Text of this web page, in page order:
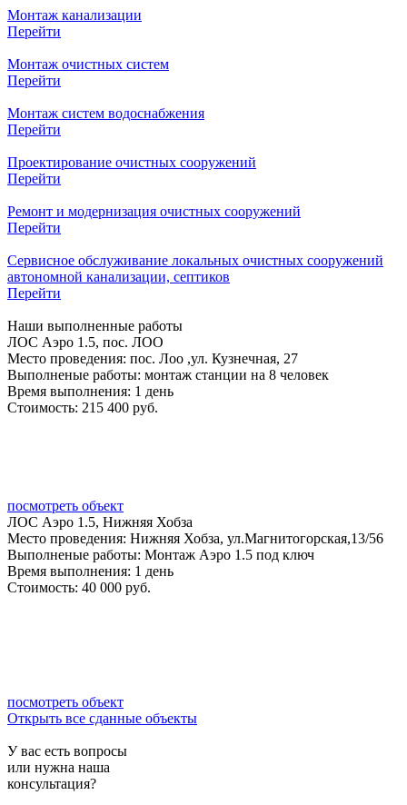
Монтаж канализации
Перейти
Монтаж очистных систем
Перейти
Монтаж систем водоснабжения
Перейти
Проектирование очистных сооружений
Перейти
Ремонт и модернизация очистных сооружений
Перейти
Сервисное обслуживание локальных очистных сооружений
автономной канализации, септиков
Перейти
Наши выполненные работы
ЛОС Аэро 1.5, пос. ЛОО
Место проведения: пос. Лоо ,ул. Кузнечная, 27
Выполненые работы: монтаж станции на 8 человек
Время выполнения: 1 день
Стоимость: 215 400 руб.
посмотреть объект
ЛОС Аэро 1.5, Нижняя Хобза
Место проведения: Нижняя Хобза, ул.Магнитогорская,13/56
Выполненые работы: Монтаж Аэро 1.5 под ключ
Время выполнения: 1 день
Стоимость: 40 000 руб.
посмотреть объект
Открыть все сданные объекты
У вас есть вопросы
или нужна наша
консультация?